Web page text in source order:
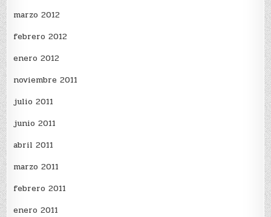
marzo 2012
febrero 2012
enero 2012
noviembre 2011
julio 2011
junio 2011
abril 2011
marzo 2011
febrero 2011
enero 2011